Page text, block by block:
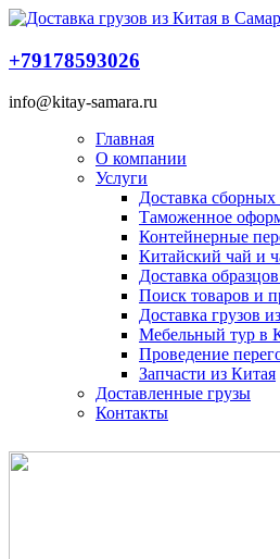
+79178593026
info@kitay-samara.ru
Главная
О компании
Услуги
Доставка сборных
Таможенное
Контейнерные
Китайский чай и
Доставка
Поиск товаров и
Доставка грузов
Мебельный тур в
Проведение
Запчасти из Китая
Доставленные грузы
Контакты